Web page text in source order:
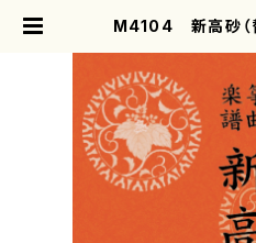
M4104 新高砂（
|